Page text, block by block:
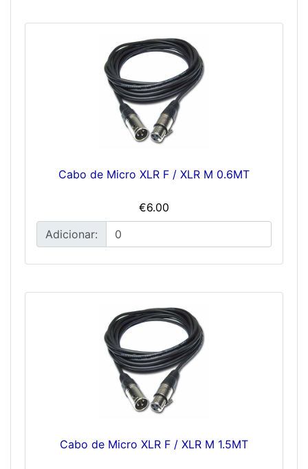
Cabo de Micro XLR F / XLR M 0.6MT
€6.00
Adicionar:
Cabo de Micro XLR F / XLR M 1.5MT